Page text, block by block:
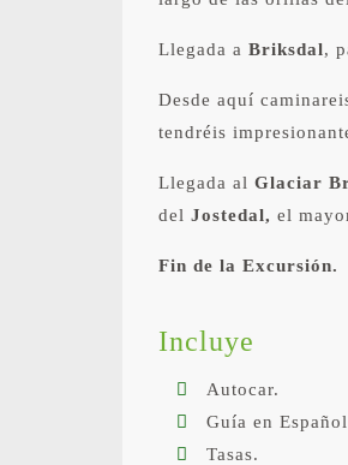
Llegada a Briksdal,
Desde aquí
tendréis
Llegada al Glaciar
del Jostedal, el
Fin de la Excursión.
Incluye
Autocar.
Guía en
Tasas.